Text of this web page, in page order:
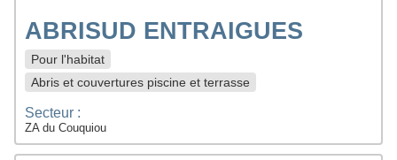
ABRISUD ENTRAIGUES
Pour l'habitat
Abris et couvertures piscine et terrasse
Secteur :
ZA du Couquiou